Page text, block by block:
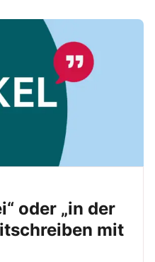
oder „in der